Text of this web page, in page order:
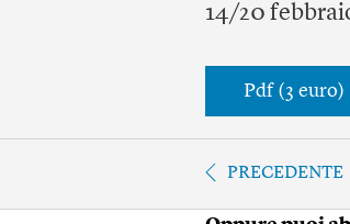
14/20
Pdf (3 euro)
PRECEDENTE